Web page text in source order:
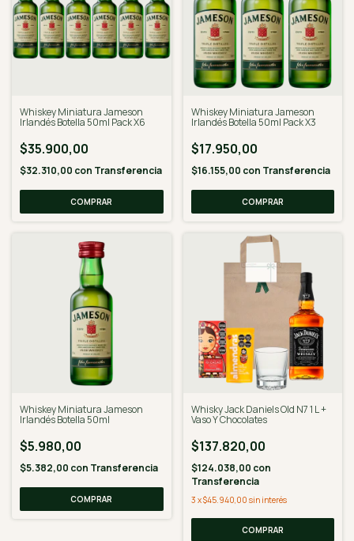
Whiskey Miniatura Jameson
Irlandés Botella 50ml Pack X6
$35.900,00
$32.310,00 con Transferencia
Whiskey Miniatura Jameson
Irlandés Botella 50ml Pack X3
$17.950,00
$16.155,00 con Transferencia
Whiskey Miniatura Jameson
Irlandés Botella 50ml
$5.980,00
$5.382,00 con Transferencia
Whisky Jack Daniels Old N7 1 L +
Vaso Y Chocolates
$137.820,00
$124.038,00 con
Transferencia
3 x$45.940,00 sin interés